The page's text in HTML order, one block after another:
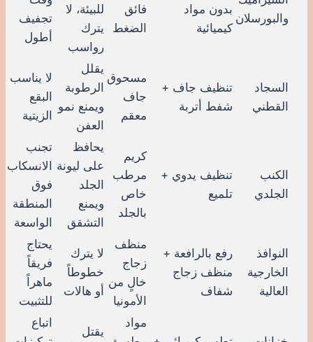
والبورسلان
بدون مواد
كيميائية
فائق
الضغط
للبيئة، لا
يترك
رواسب
تجفيف
أطول
السجاد
القطني
تنظيف جاف +
شفط أتربة
مسحوق
جاف
معقم
يقلل
الرطوبة
ويمنع نمو
العفن
لا يناسب
البقع
الزيتية
الكنب
الجلدي
تنظيف يدوي +
تلميع
كريم
مرطب
خاص
بالجلد
يحافظ
على ليونة
الجلد
ويمنع
التشقق
تجنب
الانسكاب
فوق
المنطقة
الواسعة
النوافذ
الخارجية
العالية
رفع بالرافعة +
منظف زجاج
شفاف
منظف
زجاج
خالٍ من
الأمونيا
لا يترك
خطوطاً
أو هالات
يحتاج
فريقاً
ماهراً
للتثبيت
مواد
يقتل
اتباع